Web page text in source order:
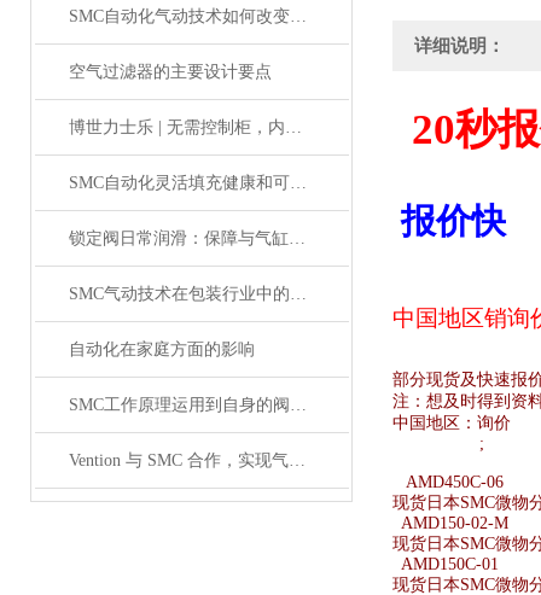
SMC自动化气动技术如何改变制造业?
空气过滤器的主要设计要点
博世力士乐 | 无需控制柜，内部物流新解决方案
SMC自动化灵活填充健康和可持续食品
锁定阀日常润滑：保障与气缸联动时的顺畅性
SMC气动技术在包装行业中的研究
自动化在家庭方面的影响
SMC工作原理运用到自身的阀体原理介绍
Vention 与 SMC 合作，实现气动设备的数字化工程
详细说明：
20秒
报价快
中国地区销询
部分现货及快速报
注：想及时得到资
中国地区： 询价
;
AMD450C-06
现货日本SMC微物
AMD150-02-M
现货日本SMC微物
AMD150C-01
现货日本SMC微物